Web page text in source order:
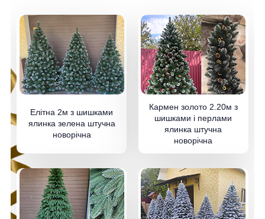
Елітна 2м з шишками
ялинка зелена штучна
новорічна
Кармен золото 2.20м з
шишками і перлами
ялинка штучна
новорічна